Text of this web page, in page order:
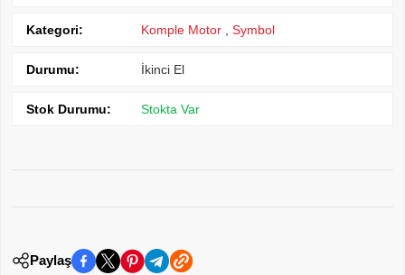
Kategori: Komple Motor Symbol
Durumu: İkinci El
Stok Durumu: Stokta Var
Paylaş